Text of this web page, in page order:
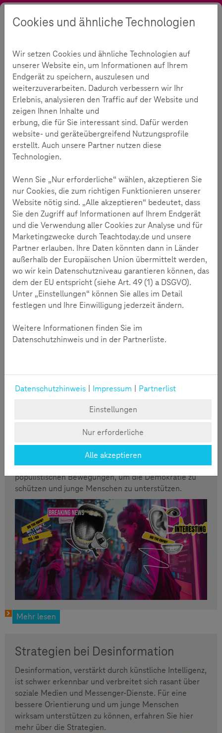
Suche Kontrast Sprache
Desinformation
Gib Desinformation keine Chance
Die Deutsche Telekom stellt die zerstörerische Kraft
auf, die Inhalte, die wir teilen, genauer zu prüfen. In
einer Zeit, in der Falschinformationen schneller
verbreitet werden als je zuvor, setzt die Deutsche
Telekom gemeinsam mit ihren Partnerorganisationen
ihre Kräfte gebündelt ein, um das Bewusstsein für
dieses drängende gesellschaftliche Problem zu
schärfen.
Mehr lesen
Desinformation im Zeitalter von KI
2024: Wichtige Wahlen weltweit stehen bevor, doch
die Verbreitung von Desinformation über digitale
Kanäle nimmt zu. Stärkung der Medienkompetenz ist
entscheidend in Zeiten von Fake News und
populistischen Bewegungen, um die Demokratie zu
schützen und junge Menschen zu unterstützen.
Mehr lesen
Strategien bei Desinformation
Desinformation, verstärkt durch künstliche Intelligenz,
ist schwer erkennbar und verbreitet sich rasant über
soziale Medien und Messenger-Dienste. Für eine
bessere Orientierung und um junge Menschen
wirksam unterstützen zu können, erfahren Sie hier
mehr über die Strategien.
Cookies und ähnliche Technologien
Wir setzen Cookies und ähnliche Technologien auf
unserer Website ein, um Informationen auf Ihrem
Endgerät zu speichern, auszulesen und
weiterzuverarbeiten. Dadurch verbessern wir Ihr
Erlebnis, analysieren den Traffic auf der Website und
zeigen Ihnen Inhalte und
erbung, die für Sie interessant sind. Dafür werden
website- und geräteübergreifend Nutzungsprofile
erstellt. Auch unsere Partner nutzen diese
Technologien.
Wenn Sie „Nur erforderliche“ wählen, akzeptieren Sie
nur Cookies, die zum richtigen Funktionieren unserer
Website nötig sind. „Alle akzeptieren“ bedeutet, dass
Sie den Zugriff auf Informationen auf Ihrem Endgerät
und die Verwendung aller Cookies zur Analyse und für
Marketingzwecke durch Teachtoday.de und unsere
Partner erlauben. Ihre Daten könnten dann in Länder
außerhalb der Europäischen Union übermittelt werden,
wo wir kein Datenschutzniveau garantieren können, das
dem der EU entspricht (siehe Art. 49 (1) a DSGVO).
Unter „Einstellungen“ können Sie alles im Detail
festlegen und Ihre Einwilligung jederzeit ändern.
Weitere Informationen finden Sie im
Datenschutzhinweis und in der Partnerliste.
Datenschutzhinweis Impressum
Partnerlist
Einstellungen
Nur erforderliche
Alle akzeptieren